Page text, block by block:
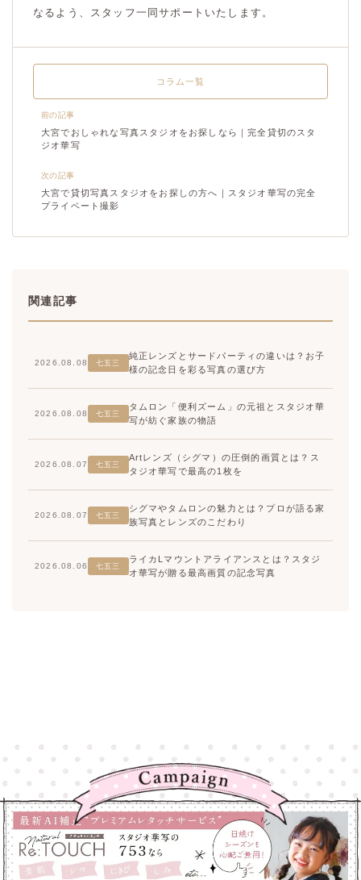
なるよう、スタッフ一同サポートいたします。
前の記事
大宮でおしゃれな写真スタジオをお探しなら｜完全貸切のスタ
ジオ華写
コラム一覧
次の記事
大宮で貸切写真スタジオをお探しの方へ｜スタジオ華写の完全
プライベート撮影
関連記事
2026.08.08 七五三
純正レンズとサードパーティの違いは？お子
様の記念日を彩る写真の選び方
2026.08.08 七五三
タムロン「便利ズーム」の元祖とスタジオ華
写が紡ぐ家族の物語
2026.08.07 七五三
Artレンズ（シグマ）の圧倒的画質とは？ス
タジオ華写で最高の1枚を
2026.08.07 七五三
シグマやタムロンの魅力とは？プロが語る家
族写真とレンズのこだわり
2026.08.06 七五三
ライカLマウントアライアンスとは？スタジ
オ華写が贈る最高画質の記念写真